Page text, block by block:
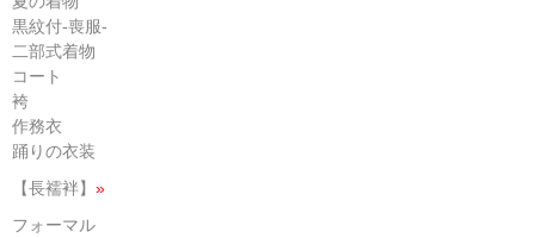
黒紋付-喪服-
二部式着物
コート
袴
作務衣
踊りの衣装
【長襦袢】 »
フォーマル